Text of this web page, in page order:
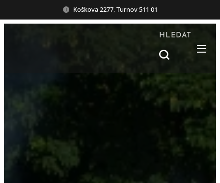
Koškova 2277, Turnov 511 01
HLEDAT